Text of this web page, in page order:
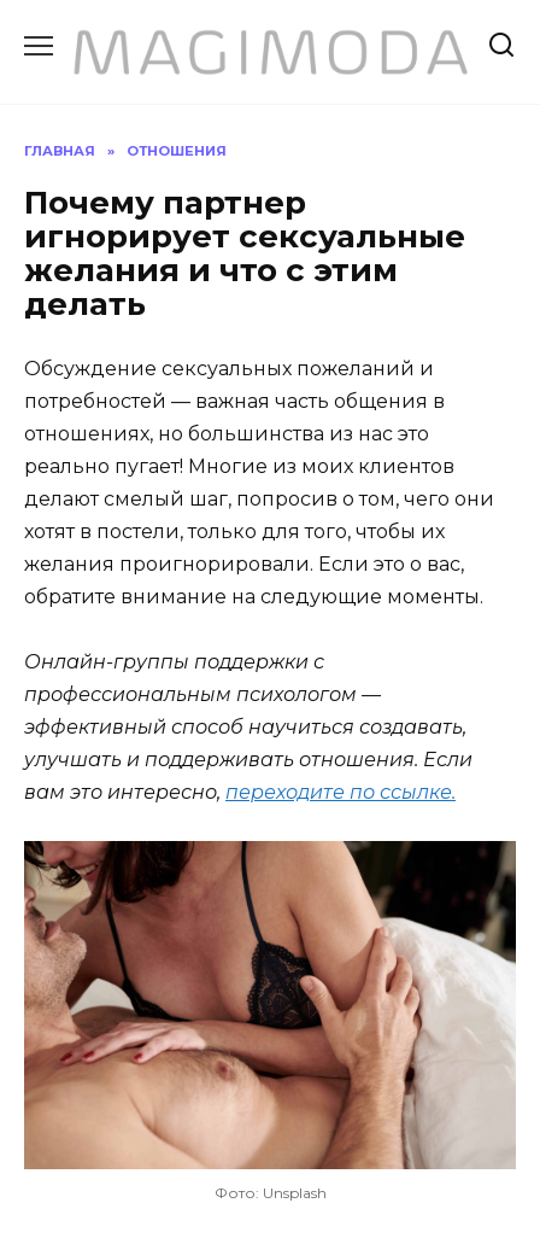
содержанию
ГЛАВНАЯ » ОТНОШЕНИЯ
Почему партнер
игнорирует сексуальные
желания и что с этим
делать
Обсуждение сексуальных пожеланий и
потребностей — важная часть общения в
отношениях, но большинства из нас это
реально пугает! Многие из моих клиентов
делают смелый шаг, попросив о том, чего они
хотят в постели, только для того, чтобы их
желания проигнорировали. Если это о вас,
обратите внимание на следующие моменты.
Онлайн-группы поддержки с
профессиональным психологом —
эффективный способ научиться создавать,
улучшать и поддерживать отношения. Если
вам это интересно, переходите по ссылке.
Фото: Unsplash